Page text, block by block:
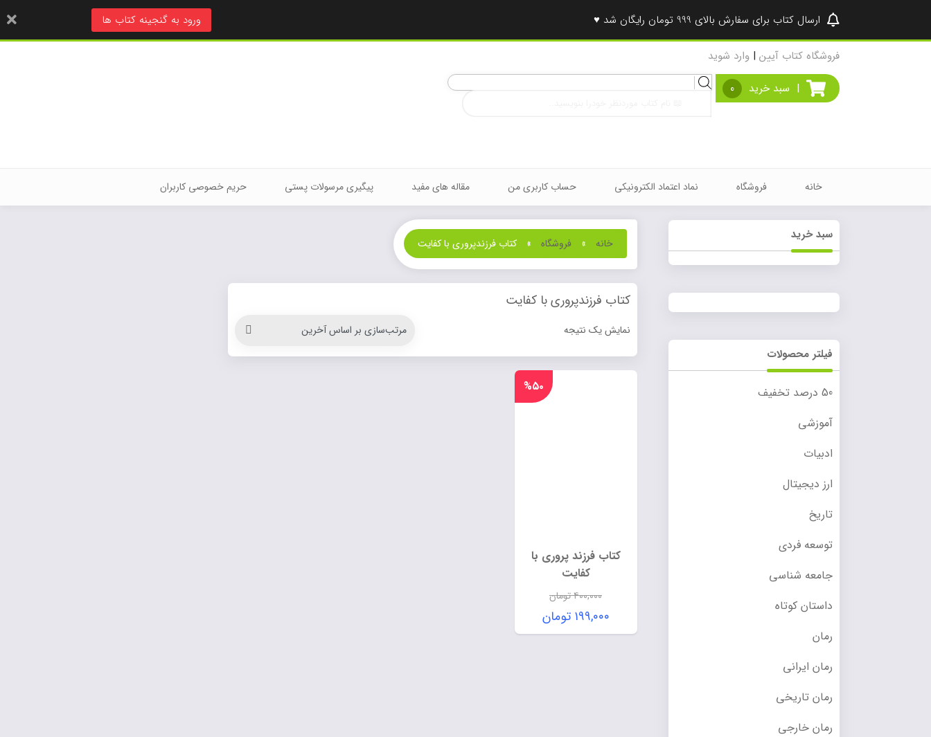
ارسال کتاب برای سفارش بالای 999 تومان رایگان شد ♥ ورود به گنجینه کتاب ها
فروشگاه کتاب آیین | وارد شوید
| سبد خرید 0
Products
خانه فروشگاه نماد اعتماد الکترونیکی حساب کاربری من مقاله های مفید پیگیری مرسولات پستی حریم خصوصی کاربران
خانه » فروشگاه » کتاب فرزندپروری با کفایت
کتاب فرزندپروری با کفایت
نمایش یک نتیجه
کتاب فرزند پروری با
کفایت
۴۰۰,۰۰۰تومان
۱۹۹,۰۰۰ تومان
%۵۰
سبد خرید
فیلتر محصولات
50 درصد تخفیف
آموزشی
ادبیات
ارز دیجیتال
تاریخ
توسعه فردی
جامعه شناسی
داستان کوتاه
رمان
رمان ایرانی
رمان تاریخی
رمان خارجی